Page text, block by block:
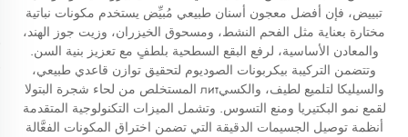
تبييض، فإن أفضل معجون أسنان طبيعي مُبيِّض يستخدم مكونات نباتية
مختارة بعناية مثل الفحم النشط، ومسحوق الخيزران، وزيت جوز الهند،
والمعادن الأساسية، لرفع البقع السطحية بلطفٍ مع تعزيز بنية السن.
وتتضمن التركيبة بيكربونات الصوديوم لتحقيق توازن قاعدي طبيعي،
والسيليكا لتلميع لطيف، والكسيлит المستخلص من لحاء شجرة البتولا
لقمع نمو البكتيريا ومنع التسوس. وتشمل الميزات التكنولوجية المتقدمة
أنظمة توصيل الجسيمات الدقيقة التي تضمن اختراق المكونات الفعَّالة